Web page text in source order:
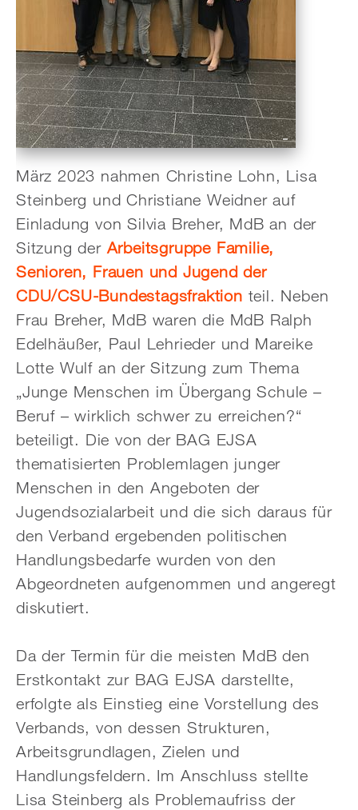
März 2023 nahmen Christine Lohn, Lisa
Steinberg und Christiane Weidner auf
Einladung von Silvia Breher, MdB an der
Sitzung der Arbeitsgruppe Familie,
Senioren, Frauen und Jugend der
CDU/CSU-Bundestagsfraktion teil. Neben
Frau Breher, MdB waren die MdB Ralph
Edelhäußer, Paul Lehrieder und Mareike
Lotte Wulf an der Sitzung zum Thema
„Junge Menschen im Übergang Schule –
Beruf – wirklich schwer zu erreichen?“
beteiligt. Die von der BAG EJSA
thematisierten Problemlagen junger
Menschen in den Angeboten der
Jugendsozialarbeit und die sich daraus für
den Verband ergebenden politischen
Handlungsbedarfe wurden von den
Abgeordneten aufgenommen und angeregt
diskutiert.
Da der Termin für die meisten MdB den
Erstkontakt zur BAG EJSA darstellte,
erfolgte als Einstieg eine Vorstellung des
Verbands, von dessen Strukturen,
Arbeitsgrundlagen, Zielen und
Handlungsfeldern. Im Anschluss stellte
Lisa Steinberg als Problemaufriss der